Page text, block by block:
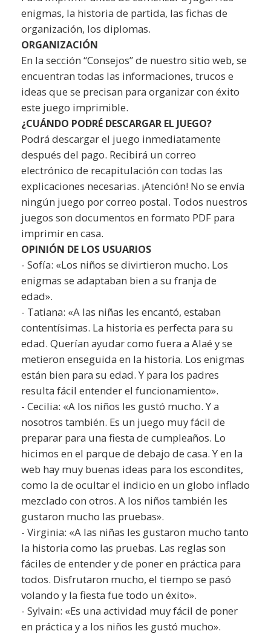
enigmas, la historia de partida, las fichas de
organización, los diplomas.
ORGANIZACIÓN
En la sección “Consejos” de nuestro sitio web, se
encuentran todas las informaciones, trucos e
ideas que se precisan para organizar con éxito
este juego imprimible.
¿CUÁNDO PODRÉ DESCARGAR EL JUEGO?
Podrá descargar el juego inmediatamente
después del pago. Recibirá un correo
electrónico de recapitulación con todas las
explicaciones necesarias. ¡Atención! No se envía
ningún juego por correo postal. Todos nuestros
juegos son documentos en formato PDF para
imprimir en casa.
OPINIÓN DE LOS USUARIOS
- Sofía: «Los niños se divirtieron mucho. Los
enigmas se adaptaban bien a su franja de
edad».
- Tatiana: «A las niñas les encantó, estaban
contentísimas. La historia es perfecta para su
edad. Querían ayudar como fuera a Alaé y se
metieron enseguida en la historia. Los enigmas
están bien para su edad. Y para los padres
resulta fácil entender el funcionamiento».
- Cecilia: «A los niños les gustó mucho. Y a
nosotros también. Es un juego muy fácil de
preparar para una fiesta de cumpleaños. Lo
hicimos en el parque de debajo de casa. Y en la
web hay muy buenas ideas para los escondites,
como la de ocultar el indicio en un globo inflado
mezclado con otros. A los niños también les
gustaron mucho las pruebas».
- Virginia: «A las niñas les gustaron mucho tanto
la historia como las pruebas. Las reglas son
fáciles de entender y de poner en práctica para
todos. Disfrutaron mucho, el tiempo se pasó
volando y la fiesta fue todo un éxito».
- Sylvain: «Es una actividad muy fácil de poner
en práctica y a los niños les gustó mucho».